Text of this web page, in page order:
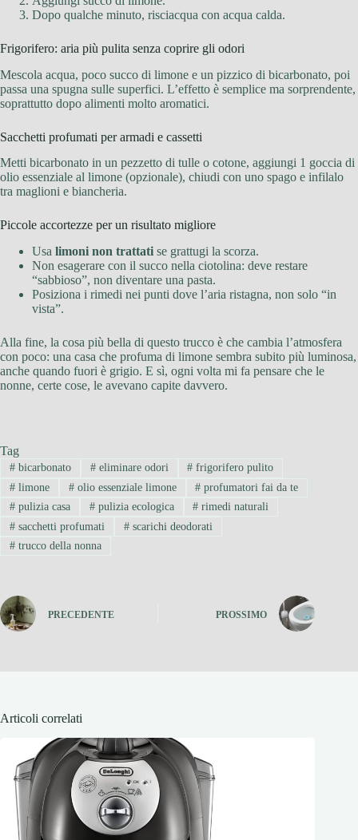
Dopo qualche minuto, risciacqua con acqua calda.
Frigorifero: aria più pulita senza coprire gli odori
Mescola acqua, poco succo di limone e un pizzico di bicarbonato, poi
passa una spugna sulle superfici. L’effetto è semplice ma sorprendente,
soprattutto dopo alimenti molto aromatici.
Sacchetti profumati per armadi e cassetti
Metti bicarbonato in un pezzetto di tulle o cotone, aggiungi 1 goccia di
olio essenziale al limone (opzionale), chiudi con uno spago e infilalo
tra maglioni e biancheria.
Piccole accortezze per un risultato migliore
Usa limoni non trattati se grattugi la scorza.
Non esagerare con il succo nella ciotolina: deve restare
“sabbioso”, non diventare una pasta.
Posiziona i rimedi nei punti dove l’aria ristagna, non solo “in
vista”.
Alla fine, la cosa più bella di questo trucco è che cambia l’atmosfera
con poco: una casa che profuma di limone sembra subito più luminosa,
anche quando fuori è grigio. E sì, ogni volta mi fa pensare che le
nonne, certe cose, le avevano capite davvero.
Tag
#bicarbonato #eliminare odori # frigorifero pulito
#limone #olio essenziale limone # profumatori fai da te
#pulizia casa #pulizia ecologica # rimedi naturali
#sacchetti profumati #scarichi deodorati
#trucco della nonna
PRECEDENTE PROSSIMO
Articoli correlati